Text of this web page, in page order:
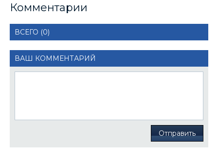
Комментарии
ВСЕГО (0)
ВАШ КОММЕНТАРИЙ
Отправить